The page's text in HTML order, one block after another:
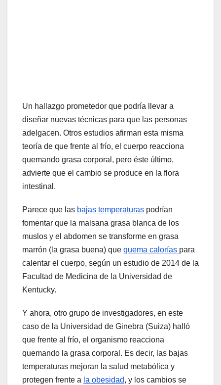
Un hallazgo prometedor que podría llevar a
diseñar nuevas técnicas para que las personas
adelgacen. Otros estudios afirman esta misma
teoría de que frente al frío, el cuerpo reacciona
quemando grasa corporal, pero éste último,
advierte que el cambio se produce en la flora
intestinal.
Parece que las bajas temperaturas podrían
fomentar que la malsana grasa blanca de los
muslos y el abdomen se transforme en grasa
marrón (la grasa buena) que quema calorías para
calentar el cuerpo, según un estudio de 2014 de la
Facultad de Medicina de la Universidad de
Kentucky.
Y ahora, otro grupo de investigadores, en este
caso de la Universidad de Ginebra (Suiza) halló
que frente al frío, el organismo reacciona
quemando la grasa corporal. Es decir, las bajas
temperaturas mejoran la salud metabólica y
protegen frente a la obesidad, y los cambios se